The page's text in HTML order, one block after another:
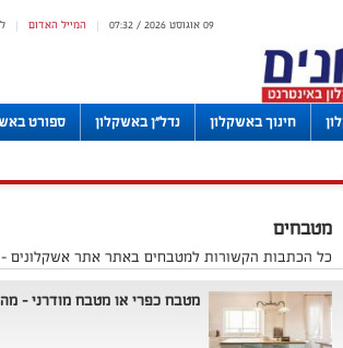
| המייל האדום | 09 אוגוסט 2026 / 07:32
חינוך באשקלון נדל"ן באשקלון ספורט
מטבחים
כל הכתבות הקשורות למטבחים באתר אתר אשקלונים
מטבח כפרי או מטבח מודרני –